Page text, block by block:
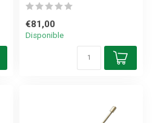
€81,00
Disponible